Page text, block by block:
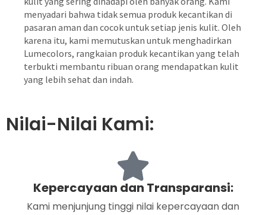
menyadari bahwa tidak semua produk kecantikan di
pasaran aman dan cocok untuk setiap jenis kulit. Oleh
karena itu, kami memutuskan untuk menghadirkan
Lumecolors, rangkaian produk kecantikan yang telah
terbukti membantu ribuan orang mendapatkan kulit
yang lebih sehat dan indah.
Nilai-Nilai Kami:
Kepercayaan dan Transparansi:
Kami menjunjung tinggi nilai kepercayaan dan